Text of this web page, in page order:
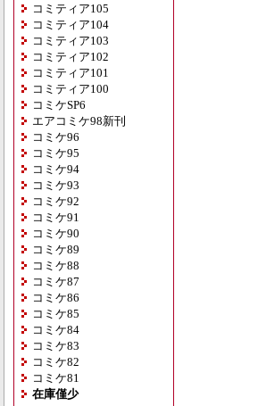
コミティア105
コミティア104
コミティア103
コミティア102
コミティア101
コミティア100
コミケSP6
エアコミケ98新刊
コミケ96
コミケ95
コミケ94
コミケ93
コミケ92
コミケ91
コミケ90
コミケ89
コミケ88
コミケ87
コミケ86
コミケ85
コミケ84
コミケ83
コミケ82
コミケ81
在庫僅少